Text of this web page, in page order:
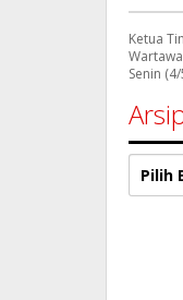
Ketua
Senin
Arsip